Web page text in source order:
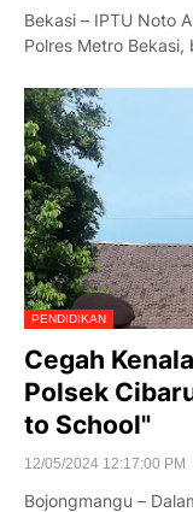
Bekasi – IPTU Noto
Polres Metro
PENDIDIKAN
Cegah
Polsek
to School"
12/05/2024 12:17:00 PM
Bojongmangu –